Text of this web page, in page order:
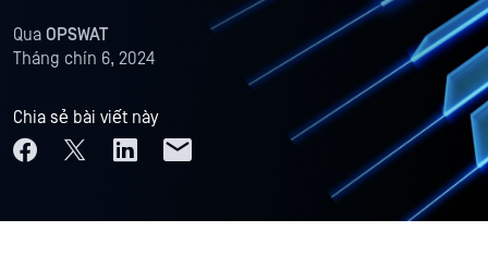
Qua OPSWAT
Tháng chín 6, 2024
Chia sẻ bài viết này